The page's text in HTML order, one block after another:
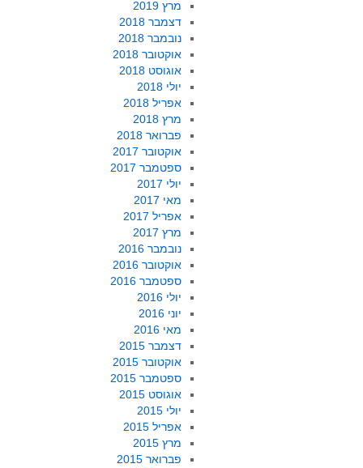
מרץ 2019
דצמבר 2018
נובמבר 2018
אוקטובר 2018
אוגוסט 2018
יולי 2018
אפריל 2018
מרץ 2018
פברואר 2018
אוקטובר 2017
ספטמבר 2017
יולי 2017
מאי 2017
אפריל 2017
מרץ 2017
נובמבר 2016
אוקטובר 2016
ספטמבר 2016
יולי 2016
יוני 2016
מאי 2016
דצמבר 2015
אוקטובר 2015
ספטמבר 2015
אוגוסט 2015
יולי 2015
אפריל 2015
מרץ 2015
פברואר 2015